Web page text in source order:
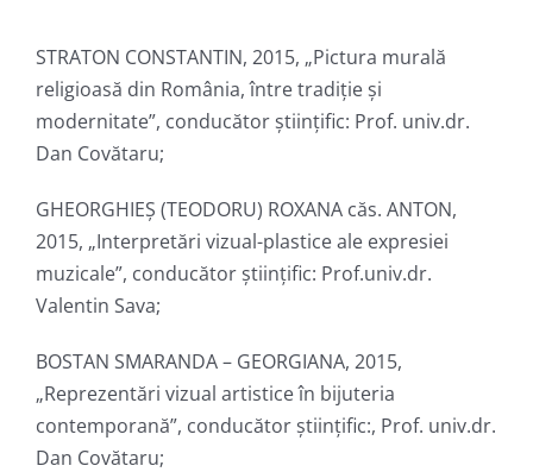
STRATON CONSTANTIN, 2015, „Pictura murală
religioasă din România, între tradiție și
modernitate”, conducător ştiinţific: Prof. univ.dr.
Dan Covătaru;
GHEORGHIEȘ (TEODORU) ROXANA căs. ANTON,
2015, „Interpretări vizual-plastice ale expresiei
muzicale”, conducător ştiinţific: Prof.univ.dr.
Valentin Sava;
BOSTAN SMARANDA – GEORGIANA, 2015,
„Reprezentări vizual artistice în bijuteria
contemporană”, conducător ştiinţific:, Prof. univ.dr.
Dan Covătaru;